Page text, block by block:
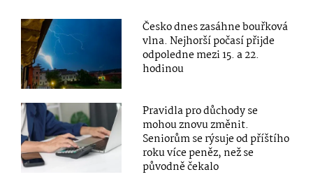
Česko dnes zasáhne bouřková
vlna. Nejhorší počasí přijde
odpoledne mezi 15. a 22.
hodinou
Pravidla pro důchody se
mohou znovu změnit.
Seniorům se rýsuje od příštího
roku více peněz, než se
původně čekalo